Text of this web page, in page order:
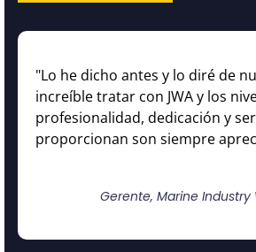
"Lo he dicho antes y lo diré de
increíble tratar con JWA y los
profesionalidad, dedicación y
proporcionan son siempre
Gerente, Marine Industry